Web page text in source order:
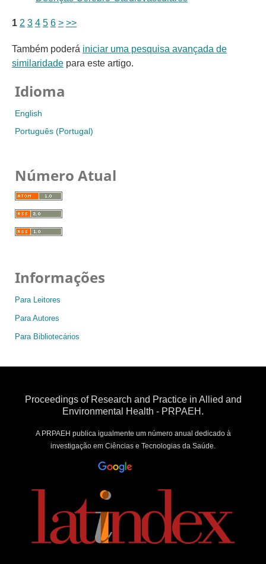
1 2 3 4 5 6 > >>
Também poderá iniciar uma pesquisa avançada de
similaridadepara este artigo.
Idioma
English
Português (Portugal)
Número Atual
Informações
Para Leitores
Para Autores
Para Bibliotecários
Proceedings of Research and Practice in Allied and
Environmental Health - PRPAEH.
A PRPAEH publica igualmente um número anual dedicado à
investigação em Ciências e Tecnologias da Saúde.